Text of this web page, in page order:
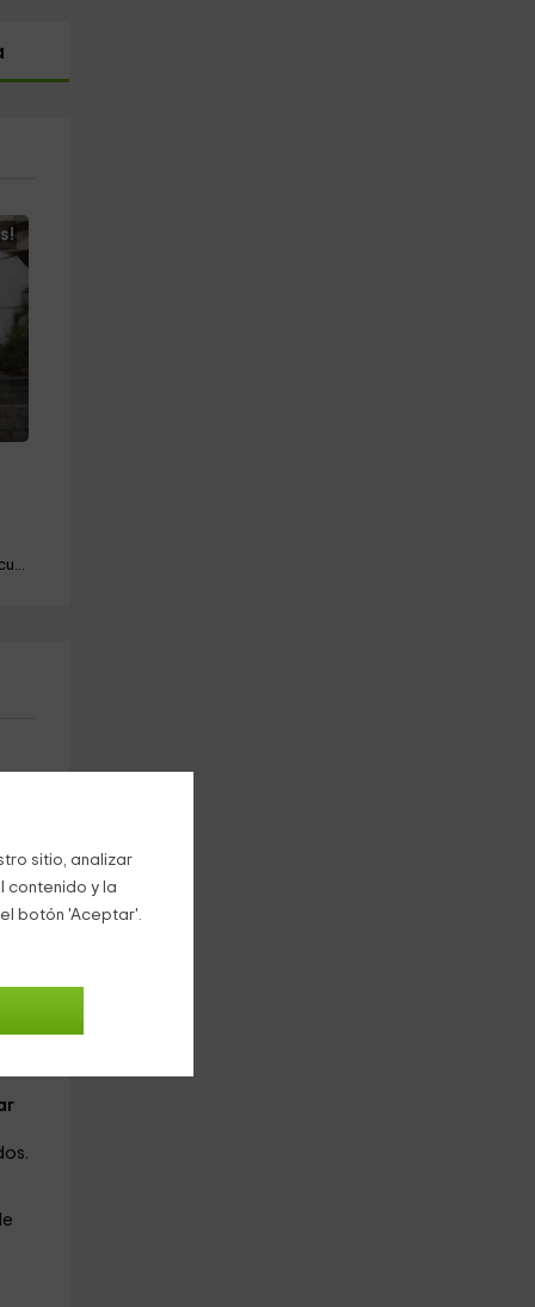
sitio, analizar
contenido y la
botón 'Aceptar'.
Barbacoa · Mascotas · Chimenea · Jacuzzi